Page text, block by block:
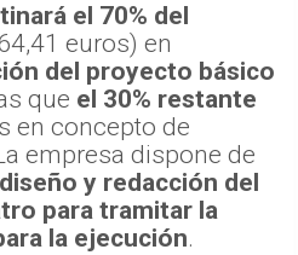
el 70% del
euros) en
del proyecto básico
que el 30% restante
en concepto de
empresa dispone de
y redacción del
para tramitar la
la ejecución.